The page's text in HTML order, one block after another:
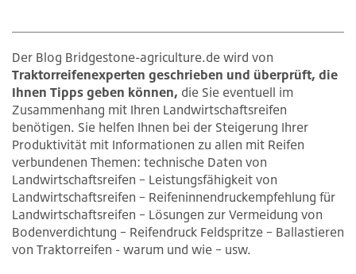
Der Blog Bridgestone-agriculture.de wird von
Traktorreifenexperten geschrieben und überprüft, die
Ihnen Tipps geben können, die Sie eventuell im
Zusammenhang mit Ihren Landwirtschaftsreifen
benötigen. Sie helfen Ihnen bei der Steigerung Ihrer
Produktivität mit Informationen zu allen mit Reifen
verbundenen Themen: technische Daten von
Landwirtschaftsreifen – Leistungsfähigkeit von
Landwirtschaftsreifen – Reifeninnendruckempfehlung für
Landwirtschaftsreifen – Lösungen zur Vermeidung von
Bodenverdichtung – Reifendruck Feldspritze – Ballastieren
von Traktorreifen - warum und wie – usw.